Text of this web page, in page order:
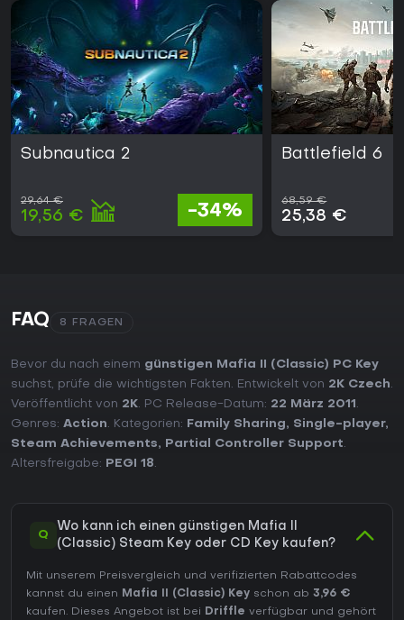
Subnautica 2
29,64 €
19,56 € -34%
Battlefield 6
68,59 €
25,38 €
FAQ 8 FRAGEN
Bevor du nach einem günstigen Mafia II (Classic) PC Key
suchst, prüfe die wichtigsten Fakten. Entwickelt von 2K Czech.
Veröffentlicht von 2K. PC Release-Datum: 22 März 2011 .
Genres: Action. Kategorien: Family Sharing, Single-player,
Steam Achievements, Partial Controller Support.
Altersfreigabe:
PEGI 18.
Q
Wo kann ich einen günstigen Mafia II
(Classic) Steam Key oder CD Key kaufen?
Mit unserem Preisvergleich und verifizierten Rabattcodes
kannst du einen
Mafia II (Classic) Key schon ab 3,96 €
kaufen. Dieses Angebot ist bei Driffle verfügbar und gehört